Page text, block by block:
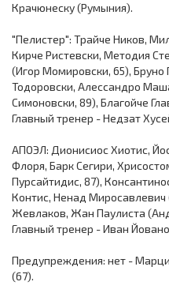
Крачюнеску (Румыния).
"Пелистер": Трайче Ников,
Кирче Ристевски, Методия
(Игор Момировски, 65), Бруно
Тодоровски, Алессандро
Симоновски, 89), Благойче
Главный тренер - Недзат
АПОЭЛ: Дионисиос Хиотис,
Флоря, Барк Сегири,
Пурсайтидис, 87),
Контис, Ненад
Жевлаков, Жан Паулиста
Главный тренер - Иван
Предупреждения: нет -
(67).